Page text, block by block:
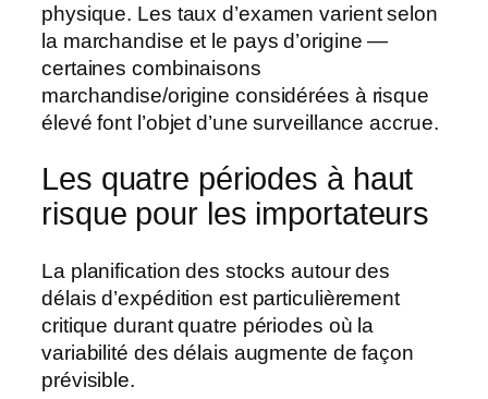
physique. Les taux d’examen varient selon
la marchandise et le pays d’origine —
certaines combinaisons
marchandise/origine considérées à risque
élevé font l’objet d’une surveillance accrue.
Les quatre périodes à haut
risque pour les importateurs
La planification des stocks autour des
délais d’expédition est particulièrement
critique durant quatre périodes où la
variabilité des délais augmente de façon
prévisible.